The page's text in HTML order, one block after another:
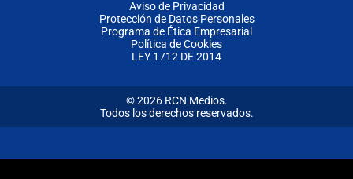
Aviso de Privacidad
Protección de Datos Personales
Programa de Ética Empresarial
Política de Cookies
LEY 1712 DE 2014
© 2026 RCN Medios.
Todos los derechos reservados.